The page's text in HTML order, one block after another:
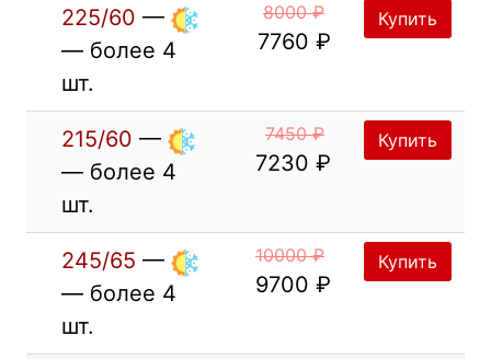
225/60 —
— более 4
шт.
8000 ₽
7760 ₽
Купить
215/60 —
— более 4
шт.
7450 ₽
7230 ₽
Купить
245/65 —
— более 4
шт.
10000 ₽
9700 ₽
Купить